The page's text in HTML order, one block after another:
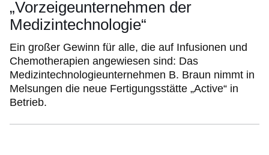
„Vorzeigeunternehmen der
Medizintechnologie“
Ein großer Gewinn für alle, die auf Infusionen und
Chemotherapien angewiesen sind: Das
Medizintechnologieunternehmen B. Braun nimmt in
Melsungen die neue Fertigungsstätte „Active“ in
Betrieb.